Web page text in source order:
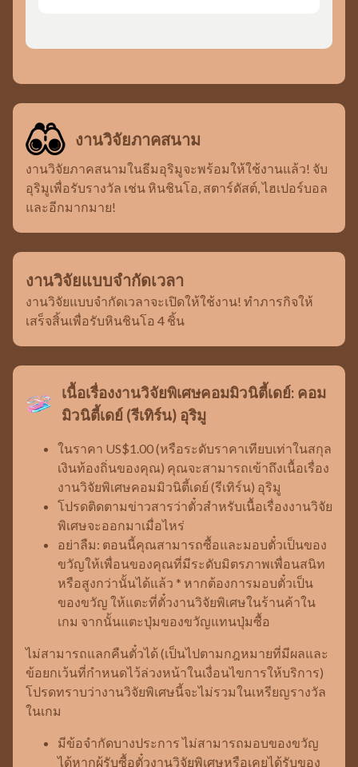
งานวิจัยภาคสนาม
งานวิจัยภาคสนามในธีมอุริมูจะพร้อมให้ใช้งานแล้ว! จับ
อุริมูเพื่อรับรางวัล เช่น หินชินโอ, สตาร์ดัสต์, ไฮเปอร์บอล
และอีกมากมาย!
งานวิจัยแบบจำกัดเวลา
งานวิจัยแบบจำกัดเวลาจะเปิดให้ใช้งาน! ทำภารกิจให้
เสร็จสิ้นเพื่อรับหินชินโอ 4 ชิ้น
เนื้อเรื่องงานวิจัยพิเศษคอมมิวนิตี้เดย์: คอม
มิวนิตี้เดย์ (รีเทิร์น) อุริมู
ในราคา US$1.00 (หรือระดับราคาเทียบเท่าในสกุล
เงินท้องถิ่นของคุณ) คุณจะสามารถเข้าถึงเนื้อเรื่อง
งานวิจัยพิเศษคอมมิวนิตี้เดย์ (รีเทิร์น) อุริมู
โปรดติดตามข่าวสารว่าตั๋วสำหรับเนื้อเรื่องงานวิจัย
พิเศษจะออกมาเมื่อไหร่
อย่าลืม: ตอนนี้คุณสามารถซื้อและมอบตั๋วเป็นของ
ขวัญให้เพื่อนของคุณที่มีระดับมิตรภาพเพื่อนสนิท
หรือสูงกว่านั้นได้แล้ว * หากต้องการมอบตั๋วเป็น
ของขวัญ ให้แตะที่ตั๋วงานวิจัยพิเศษในร้านค้าใน
เกม จากนั้นแตะปุ่มของขวัญแทนปุ่มซื้อ
ไม่สามารถแลกคืนตั๋วได้ (เป็นไปตามกฎหมายที่มีผลและ
ข้อยกเว้นที่กำหนดไว้ล่วงหน้าในเงื่อนไขการให้บริการ)
โปรดทราบว่างานวิจัยพิเศษนี้จะไม่รวมในเหรียญรางวัล
ในเกม
มีข้อจำกัดบางประการ ไม่สามารถมอบของขวัญ
ได้หากผู้รับซื้อตั๋วงานวิจัยพิเศษหรือเคยได้รับของ